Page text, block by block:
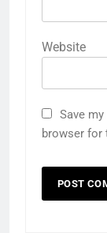
Website
Save
browser for